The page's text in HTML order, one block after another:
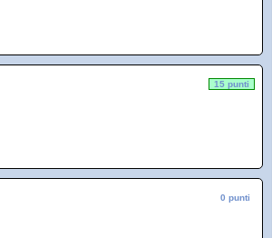
15 punti
0 punti